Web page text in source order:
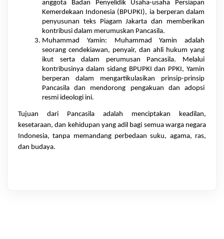
anggota Badan Penyelidik Usaha-usaha Persiapan
Kemerdekaan Indonesia (BPUPKI), ia berperan dalam
penyusunan teks Piagam Jakarta dan memberikan
kontribusi dalam merumuskan Pancasila.
Muhammad Yamin: Muhammad Yamin adalah
seorang cendekiawan, penyair, dan ahli hukum yang
ikut serta dalam perumusan Pancasila. Melalui
kontribusinya dalam sidang BPUPKI dan PPKI, Yamin
berperan dalam mengartikulasikan prinsip-prinsip
Pancasila dan mendorong pengakuan dan adopsi
resmi ideologi ini.
Tujuan dari Pancasila adalah menciptakan keadilan,
kesetaraan, dan kehidupan yang adil bagi semua warga negara
Indonesia, tanpa memandang perbedaan suku, agama, ras,
dan budaya.